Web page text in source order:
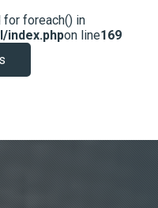
for foreach() in
index.phpon line169